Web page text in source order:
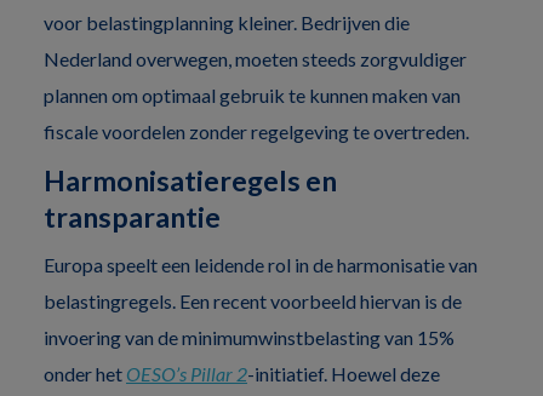
voor belastingplanning kleiner. Bedrijven die
Nederland overwegen, moeten steeds zorgvuldiger
plannen om optimaal gebruik te kunnen maken van
fiscale voordelen zonder regelgeving te overtreden.
Harmonisatieregels en
transparantie
Europa speelt een leidende rol in de harmonisatie van
belastingregels. Een recent voorbeeld hiervan is de
invoering van de minimumwinstbelasting van 15%
onder het OESO’s Pillar 2-initiatief. Hoewel deze